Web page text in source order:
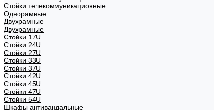
Стойки телекоммуникационные
Однорамные
Двухрамные
Двухрамные
Стойки 17U
Стойки 24U
Стойки 27U
Стойки 33U
Стойки 37U
Стойки 42U
Стойки 45U
Стойки 47U
Стойки 54U
Шкафы антивандальные